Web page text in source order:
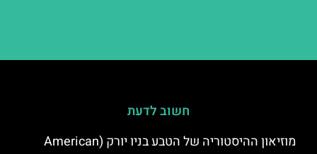
חשוב לדעת
מוזיאון ההיסטוריה של הטבע בניו יורק (American